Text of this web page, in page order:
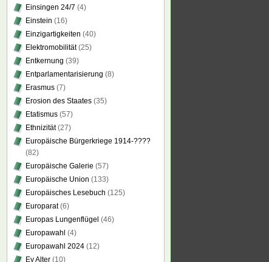
Einsingen 24/7 (4)
Einstein (16)
Einzigartigkeiten (40)
Elektromobilität(25)
Entkernung (39)
Entparlamentarisierung (8)
Erasmus (7)
Erosion des Staates (35)
Etatismus (57)
Ethnizität(27)
Europäische Bürgerkriege 1914-????
(82)
Europäische Galerie (57)
Europäische Union (133)
Europäisches Lesebuch (125)
Europarat(6)
Europas Lungenflügel (46)
Europawahl (4)
Europawahl 2024 (12)
Ey Alter (10)